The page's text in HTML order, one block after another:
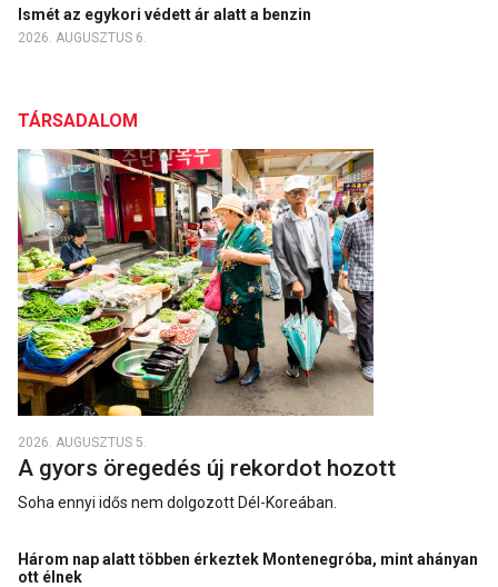
Ismét az egykori védett ár alatt a benzin
2026. AUGUSZTUS 6.
TÁRSADALOM
2026. AUGUSZTUS 5.
A gyors öregedés új rekordot hozott
Soha ennyi idős nem dolgozott Dél-Koreában.
Három nap alatt többen érkeztek Montenegróba, mint ahányan
ott élnek